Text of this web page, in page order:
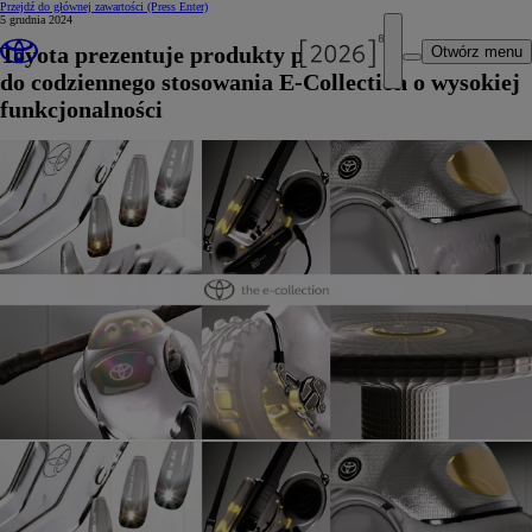
Przejdź do głównej zawartości (Press Enter)
Otwórz menu
5 grudnia 2024
Toyota prezentuje produkty przyszłości
do codziennego stosowania E-Collection o wysokiej
funkcjonalności